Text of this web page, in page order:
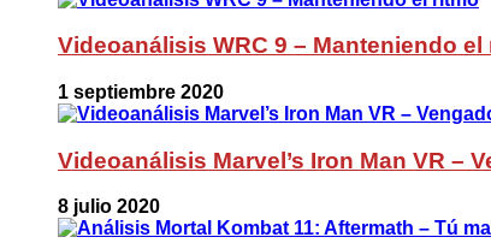
Videoanálisis WRC 9 – Manteniendo el
1 septiembre 2020
Videoanálisis Marvel’s Iron Man VR –
8 julio 2020